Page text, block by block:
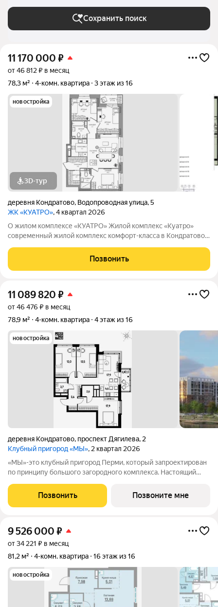
Сохранить поиск
11 170 000 ₽
от 46 812 ₽ в месяц
78,3 м²
4-комн. квартира 3 этаж из 16
новостройка
3D-тур
деревня Кондратово, Водопроводная улица,5
ЖК «КУАТРО», 4 квартал 2026
О жилом комплексе «КУАТРО» Жилой комплекс «Куатро»
современный жилой комплекс комфорт-класса в Кондратово,
Шесть секций объединены общей архитектурой, закрытым
двор-садом на стилобате и
Позвонить
11 089 820 ₽
от 46 476 ₽ в месяц
78,9 м²
4-комн. квартира 4 этаж из 16
новостройка
деревня Кондратово, проспект Дягилева, 2
Клубный пригород «МЫ», 2 квартал 2026
«МЫ»-это клубный пригород Перми, который запроектирован
по принципу большого загородного комплекса. Настоящий
у озера. На территории помимо парков и велодорожек будут
объекты социальной
Позвонить Позвоните мне
9 526 000 ₽
от 34 221 ₽ в месяц
81,2 м²
4-комн. квартира 16 этаж из 16
новостройка